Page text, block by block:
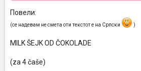
Повели:
(се надевам не смета оти текстот е на Српски )
MILK ŠEJK OD ČOKOLADE
(za 4 čaše)